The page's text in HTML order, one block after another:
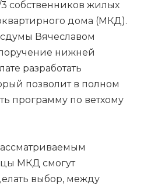
собственников жилых
дома (МКД).
Вячеславом
нижней
разработать
позволит в полном
программу по ветхому
МКД смогут
выбор, между